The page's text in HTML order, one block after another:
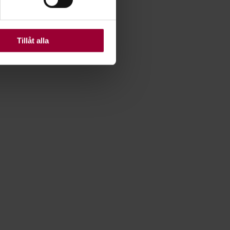
Vissa kakor är
Tillåt alla